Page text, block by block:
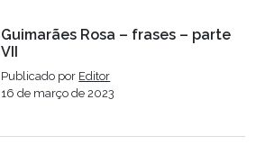
Guimarães Rosa – frases – parte
VII
Publicado por Editor
16 de março de 2023